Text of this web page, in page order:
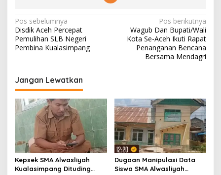
N
a
v
g
a
s
i
p
o
s
Pos sebelumnya
Disdik Aceh Percepat
Pemulihan SLB Negeri
Pembina Kualasimpang
Pos berikutnya
Wagub Dan Bupati/Wali
Kota Se-Aceh Ikuti Rapat
Penanganan Bencana
Bersama Mendagri
Jangan Lewatkan
Kepsek SMA Alwasliyah
Kualasimpang Dituding
Dugaan Manipulasi Data
Siswa SMA Alwasliyah